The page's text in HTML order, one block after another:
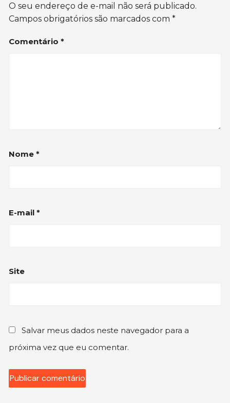
O seu endereço de e-mail não será publicado.
Campos obrigatórios são marcados com*
Comentário*
Nome*
E-mail*
Site
Salvar meus dados neste navegador para a
próxima vez que eu comentar.